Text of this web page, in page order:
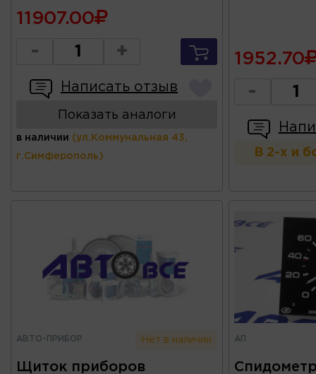
11907.00
- +
Написать отзыв
Показать аналоги
в наличии (ул.Коммунальная 43,
г.Симферополь)
1952.70
-
В 2-х и
АВТО-ПРИБОР Нет в наличии
Щиток приборов
АП